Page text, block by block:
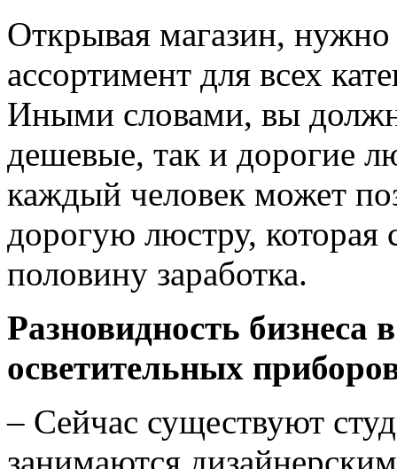
Открывая магазин, нужно
ассортимент для всех
Иными словами, вы
дешевые, так и дорогие
каждый человек может
дорогую люстру, которая
половину заработка.
Разновидность бизнеса
осветительных
– Сейчас существуют
занимаются